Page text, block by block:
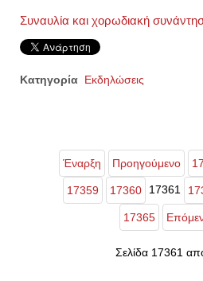
Συναυλία και χορωδιακή
Κατηγορία Εκδηλώσεις
Έναρξη Προηγούμενο
17359 17360 17361
17365
Σελίδα 17361